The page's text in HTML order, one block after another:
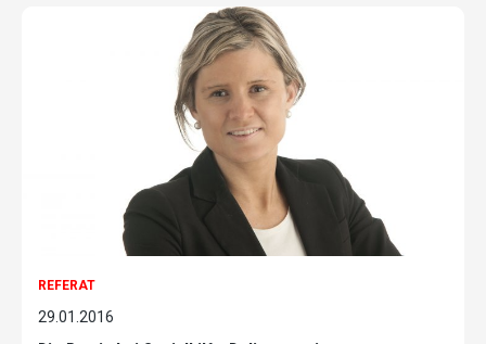
REFERAT
29.01.2016